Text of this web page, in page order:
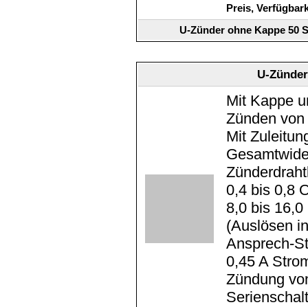
Preis,
U-Zünder ohne Kappe 50
U-
Mit Kappe
Zünden
Mit
0,4 bis 0,8
8,0 bis
(Auslösen
Ansprech-
0,45 A
Zündung